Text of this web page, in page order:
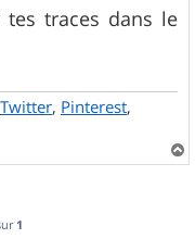
traces dans le
Twitter, Pinterest,
a
1